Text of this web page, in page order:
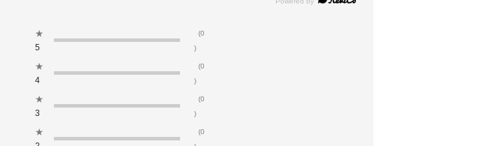
★
5
(0
)
★
4
(0
)
★
3
(0
)
★
(0